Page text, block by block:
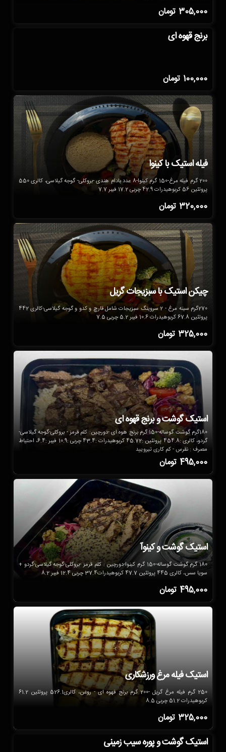
305,000 تومان
برنج قهوه ای
100,000 تومان
فیله استیک با کینوا
200 گرم فیله مرغ-150 گرم کینوا-8 عدد بادام هندی -بروکلی- گوجه گیلاسی، کالری 550
پروتئین 56 کربوهیدرات 42.9 چربی 17.2 فیبر 7.7
320,000 تومان
چیکن استیک با سبزیجات گریل
270گرم سینه مرغ - 2 سروینگ سبزیجات شامل قارچ و کدو و گوجه گیلاسی-کالری 442
پروتئین 67.8 کربوهیدرات 10.6 فیبر 5.2 چربی 7.5
325,000 تومان
استیک گوشت و برنج قهوه ای
180گرم گوشت گوساله-150 گرم برنج هوه ای -دورچین: کلم قرمز - بروکلی-گوجه گیلاسی-
گردو، کالری :454.8 پروتئین :45.72 کربوهیدرات :43.4 چربی :10.9 فیبر :6.4، احتیاط
مصرف : نقرس - کم کاری تیرویید
495,000 تومان
استیک گوشت و کینوآ
180 گرم گوشت گوساله-150 گرم کینوا-دورچین : کلم قرمز -بروکلی-گوجه گیلاسی-گردو +
سویا سس، کالری 445 پروتئین 47.7 کربوهیدرات37.4 چربی 12.4 فیبر 8.2
495,000 تومان
استیک فیله مرغ ورزشکاری
250 گرم فیله مرغ گریل -200 گرم برنج قهوه ای - روغن، کالری526.1 پروتئین 61.2
کربوهیدرات 51.2 چربی 8.5
325,000 تومان
استیک گوشت و پوره سیب زمینی